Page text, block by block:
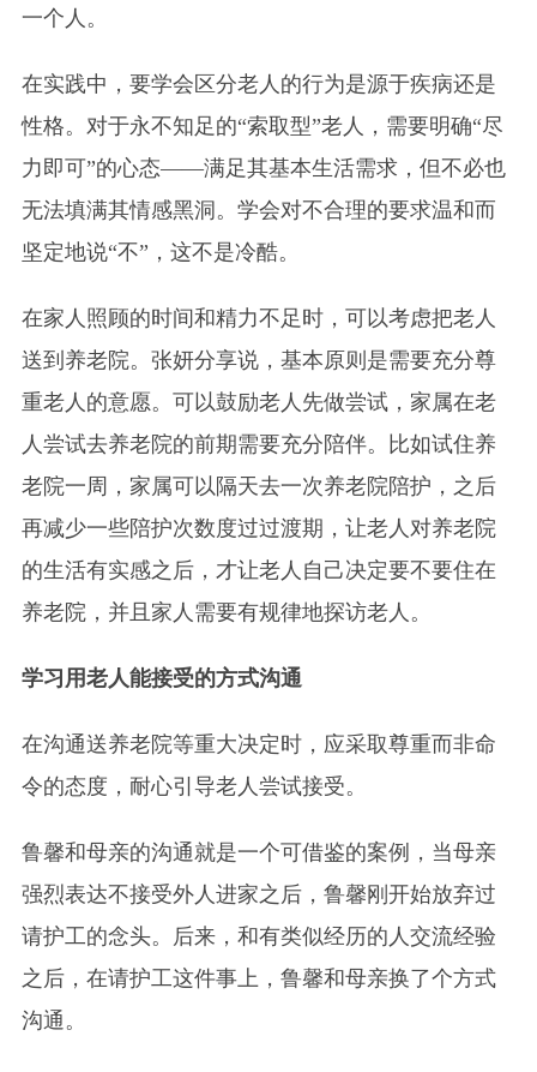
一个人。
在实践中，要学会区分老人的行为是源于疾病还是
性格。对于永不知足的“索取型”老人，需要明确“尽
力即可”的心态——满足其基本生活需求，但不必也
无法填满其情感黑洞。学会对不合理的要求温和而
坚定地说“不”，这不是冷酷。
在家人照顾的时间和精力不足时，可以考虑把老人
送到养老院。张妍分享说，基本原则是需要充分尊
重老人的意愿。可以鼓励老人先做尝试，家属在老
人尝试去养老院的前期需要充分陪伴。比如试住养
老院一周，家属可以隔天去一次养老院陪护，之后
再减少一些陪护次数度过过渡期，让老人对养老院
的生活有实感之后，才让老人自己决定要不要住在
养老院，并且家人需要有规律地探访老人。
学习用老人能接受的方式沟通
在沟通送养老院等重大决定时，应采取尊重而非命
令的态度，耐心引导老人尝试接受。
鲁馨和母亲的沟通就是一个可借鉴的案例，当母亲
强烈表达不接受外人进家之后，鲁馨刚开始放弃过
请护工的念头。后来，和有类似经历的人交流经验
之后，在请护工这件事上，鲁馨和母亲换了个方式
沟通。